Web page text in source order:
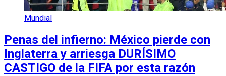
Mundial
Penas del infierno: México pierde con
Inglaterra y arriesga DURÍSIMO
CASTIGO de la FIFA por esta razón